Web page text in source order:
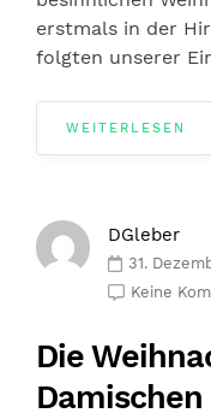
erstmals in der
folgten unserer
WEITERLESEN
DGleber
31.
Keine
Die